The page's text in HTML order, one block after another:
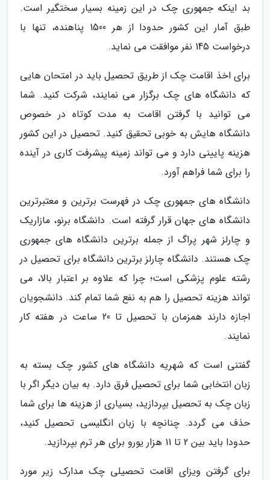
بد اینکه جمهوری چک در این زمینه بسیار سختگیر است.
طبق آمار این کشور حدودا از هر 1500 پناهنده، تنها با
درخواست 145 نفر موافقت می نماید.
برای اخذ اقامت چک از طریق تحصیل باید در امتحان هایی
که دانشگاه های چک برگزار می نمایند، شرکت کنید. شما
می توانید با گرفتن اقامت به مدت کوتاه در خصوص
دانشگاه هایش به خوبی تحقیق کنید. تحصیل در این کشور
هزینه پایینی دارد و می تواند زمینه پیشرفت کاری در آینده
را برای شما فراهم آورد.
دانشگاه های جمهوری چک در فهرست برترین و معتبرترین
دانشگاه های جهان قرار گرفته است. دانشگاه برنو، مازاریک
و چارلز شهر پراگ از جمله برترین دانشگاه های جمهوری
چک هستند. دانشگاه چارلز برترین دانشگاه برای تحصیل در
رشته علوم پزشکی است؛ چرا که علاوه بر اعتبار بالا، می
تواند هزینه تحصیل را هم به نفع شما تمام کند. دانشجویان
اجازه دارند همزمان با تحصیل تا 20 ساعت در هفته کار
نمایند.
گفتنی است که شهریه دانشگاه های کشور چک بسته به
زبان انتخابی شما برای تحصیل فرق دارد. به بیان دیگر اگر با
زبان چک به تحصیل بپردازید، بسیاری از هزینه ها برای شما
حذف می گردد. چنانچه با زبان انگلیسی تحصیل کنید،
حدودا باید بین 2 تا 11 هزار یورو برای هر ترم بپردازید.
برای گرفتن ویزای اقامت تحصیلی چک مدارک زیر مورد